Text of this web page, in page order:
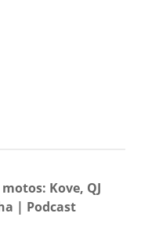
Kove, QJ
| Podcast